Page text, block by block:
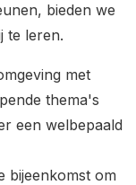
bieden we
te leren.
met
thema's
een welbepaald
bijeenkomst om